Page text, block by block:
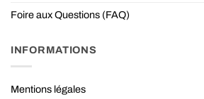
Foire aux Questions (FAQ)
INFORMATIONS
Mentions légales